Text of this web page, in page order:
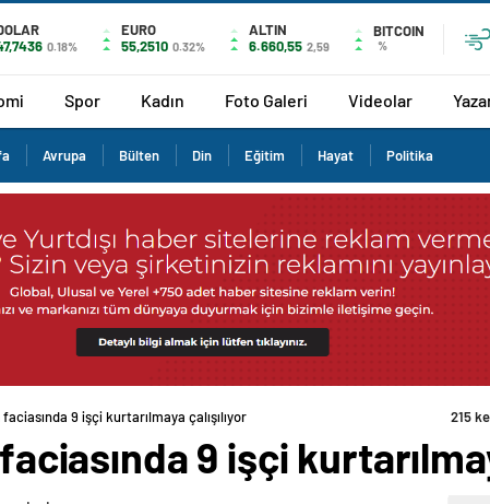
0.18%
EURO
55,2510 0.32%
ALTIN
6.660,55 2,59
BITCOIN
%
Spor Kadın Foto Galeri Videolar
Avrupa Bülten Din Eğitim Hayat Politika
9 işçi kurtarılmaya çalışılıyor 215
9 işçi